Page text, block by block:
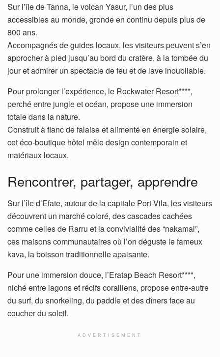
Sur l’île de Tanna, le volcan Yasur, l’un des plus
accessibles au monde, gronde en continu depuis plus de
800 ans.
Accompagnés de guides locaux, les visiteurs peuvent s’en
approcher à pied jusqu’au bord du cratère, à la tombée du
jour et admirer un spectacle de feu et de lave inoubliable.
Pour prolonger l’expérience, le Rockwater Resort****,
perché entre jungle et océan, propose une immersion
totale dans la nature.
Construit à flanc de falaise et alimenté en énergie solaire,
cet éco-boutique hôtel mêle design contemporain et
matériaux locaux.
Rencontrer, partager, apprendre
Sur l’île d’Efate, autour de la capitale Port-Vila, les visiteurs
découvrent un marché coloré, des cascades cachées
comme celles de Rarru et la convivialité des “nakamal”,
ces maisons communautaires où l’on déguste le fameux
kava, la boisson traditionnelle apaisante.
Pour une immersion douce, l’Eratap Beach Resort****,
niché entre lagons et récifs coralliens, propose entre-autre
du surf, du snorkeling, du paddle et des dîners face au
coucher du soleil.
ADVERTISEMENT